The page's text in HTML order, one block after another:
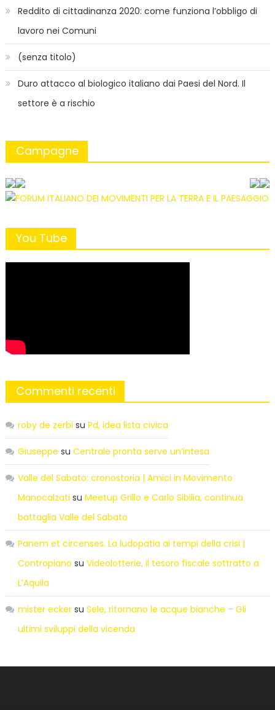
Reddito di cittadinanza 2020: come funziona l’obbligo di
lavoro nei Comuni
(senza titolo)
Duro attacco al biologico italiano dai Paesi del Nord. Il
settore è a rischio
Campagne
You Tube
Commenti recenti
roby de zerbi su Pd, idea lista civica
Giuseppe su Centrale pronta serve un’intesa
Valle del Sabato: cronostoria | Amici in Movimento
Manocalzati su Meetup Grillo e Carlo Sibilia, continua
battaglia Valle del Sabato
Panem et circenses. La ludopatia ai tempi della crisi |
Contropiano su Videolotterie, il tesoro fiscale sottratto a
L’Aquila
mister eckersu Sele, ritornano le acque bianche – Gli
ultimi sviluppi della vicenda